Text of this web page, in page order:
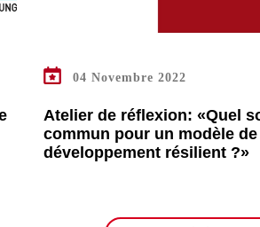
04 Novembre 2022
Atelier de réflexion: «Quel
commun pour un modèle de
développement résilient ?»